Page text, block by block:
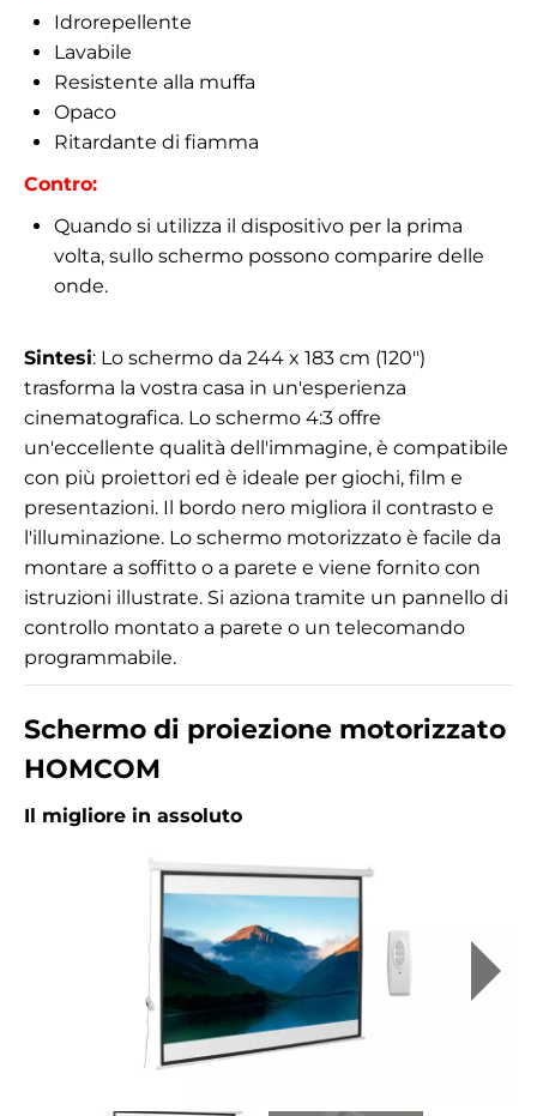
Idrorepellente
Lavabile
Resistente alla muffa
Opaco
Ritardante di fiamma
Contro:
Quando si utilizza il dispositivo per la prima
volta, sullo schermo possono comparire delle
onde.
Sintesi: Lo schermo da 244 x 183 cm (120")
trasforma la vostra casa in un'esperienza
cinematografica. Lo schermo 4:3 offre
un'eccellente qualità dell'immagine, è compatibile
con più proiettori ed è ideale per giochi, film e
presentazioni. Il bordo nero migliora il contrasto e
l'illuminazione. Lo schermo motorizzato è facile da
montare a soffitto o a parete e viene fornito con
istruzioni illustrate. Si aziona tramite un pannello di
controllo montato a parete o un telecomando
programmabile.
Schermo di proiezione motorizzato
HOMCOM
Il migliore in assoluto